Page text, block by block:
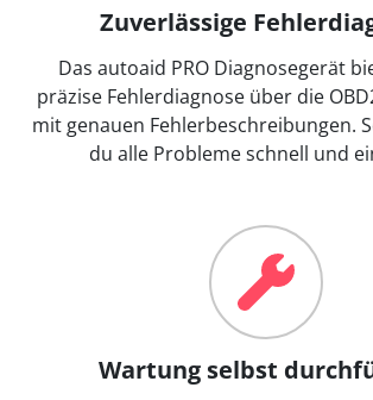
Zuverlässige
Das autoaid PRO Diagnosegerät
präzise Fehlerdiagnose über die
mit genauen Fehlerbeschreibungen.
du alle Probleme schnell und
Wartung selbst